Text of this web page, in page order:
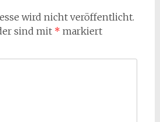
wird nicht veröffentlicht.
sind mit * markiert